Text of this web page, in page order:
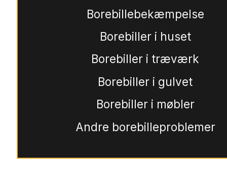
Borebillebekæmpelse
Borebiller i huset
Borebiller i træværk
Borebiller i gulvet
Borebiller i møbler
Andre borebilleproblemer